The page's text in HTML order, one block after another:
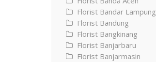
Florist Bandar Lampung
Florist Bandung
Florist Bangkinang
Florist Banjarbaru
Florist Banjarmasin